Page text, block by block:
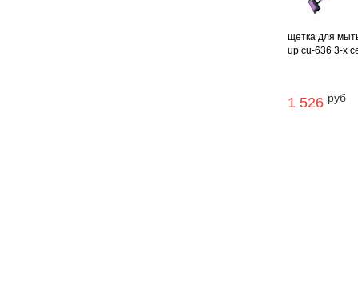
щетка для
up cu-636 3-х
1 526 руб